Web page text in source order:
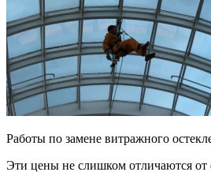
Работы по замене витражного
Эти цены не слишком отличаются от